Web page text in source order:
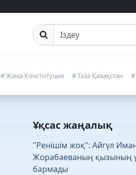
Сайттан іздеу
# Жаңа Конституция # Таза Қазақстан
Ұқсас жаңалық
"Ренішім жоқ": Айгүл
Жорабаеваның қызының
бармады